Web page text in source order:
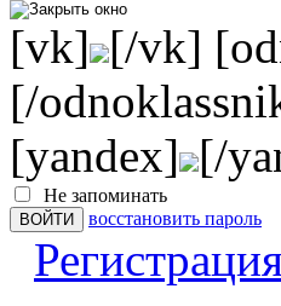
[vk] [/vk]
[/
[yandex] [/
Не запоминать
восстановить пароль